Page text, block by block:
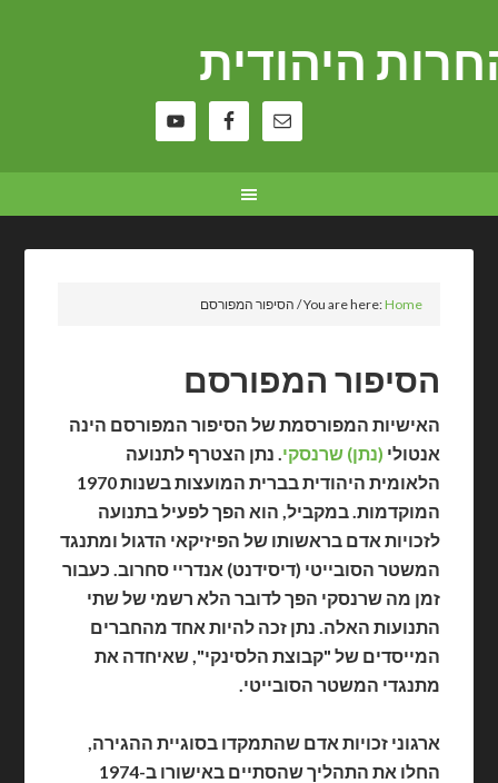
היהודית
You are here:Home
/הסיפור המפורסם
הסיפור המפורסם
האישיות המפורסמת של הסיפור המפורסם הינה
אנטולי(נתן) שרנסקי.נתן הצטרף לתנועה
הלאומית היהודית בברית המועצות בשנות 1970
המוקדמות. במקביל, הוא הפך לפעיל בתנועה
לזכויות אדם בראשותו של הפיזיקאי הדגול ומתנגד
המשטר הסובייטי (דיסידנט) אנדריי סחרוב. כעבור
זמן מה שרנסקי הפך לדובר הלא רשמי של שתי
התנועות האלה. נתן זכה להיות אחד מהחברים
המייסדים של "קבוצת הלסינקי", שאיחדה את
מתנגדי המשטר הסובייטי.
ארגוני זכויות אדם שהתמקדו בסוגיית ההגירה,
החלו את התהליך שהסתיים באישורו ב-1974